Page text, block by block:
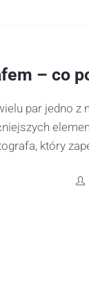
– co
par jedno z
który